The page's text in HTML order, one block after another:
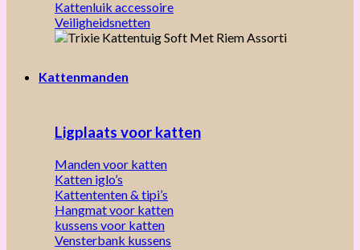
Kattenluik accessoire
Veiligheidsnetten
Kattenmanden
Ligplaats voor katten
Manden voor katten
Katten iglo’s
Kattententen & tipi’s
Hangmat voor katten
kussens voor katten
Vensterbank kussens